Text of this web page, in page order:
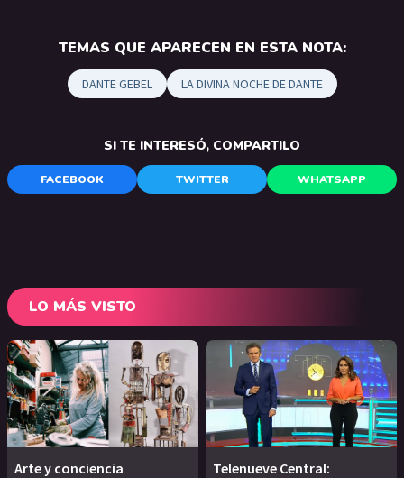
TEMAS QUE APARECEN EN ESTA NOTA:
DANTE GEBEL LA DIVINA NOCHE DE DANTE
SI TE INTERESÓ, COMPARTILO
FACEBOOK TWITTER WHATSAPP
LO MÁS VISTO
Arte y conciencia
Telenueve Central: